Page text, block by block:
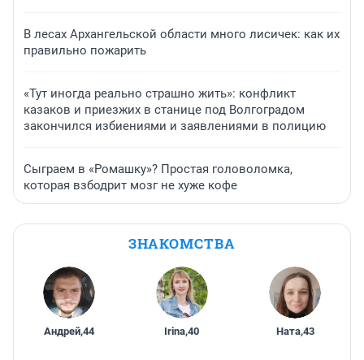
В лесах Архангельской области много лисичек: как их
правильно пожарить
«Тут иногда реально страшно жить»: конфликт
казаков и приезжих в станице под Волгоградом
закончился избиениями и заявлениями в полицию
Сыграем в «Ромашку»? Простая головоломка,
которая взбодрит мозг не хуже кофе
ЗНАКОМСТВА
Андрей,44 Irina,40 Ната,43